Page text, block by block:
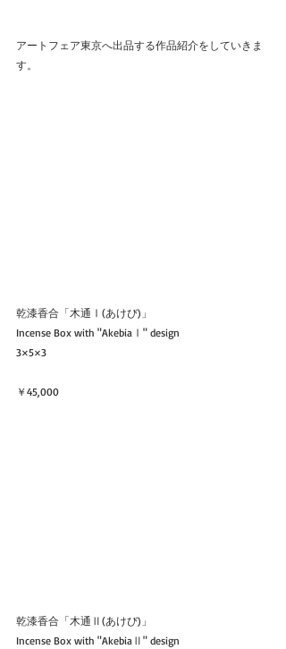
アートフェア東京へ出品する作品紹介をしていきま
す。
乾漆香合「木通Ⅰ(あけび)」
Incense Box with "AkebiaⅠ" design
3×5×3
￥45,000
乾漆香合「木通Ⅱ(あけび)」
Incense Box with "AkebiaⅡ" design